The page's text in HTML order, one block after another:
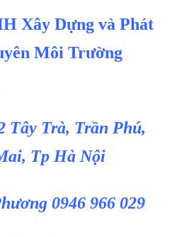
Xây Dựng và Phát
Môi Trường
Tây Trà, Trần Phú,
Tp Hà Nội
0946 966 029